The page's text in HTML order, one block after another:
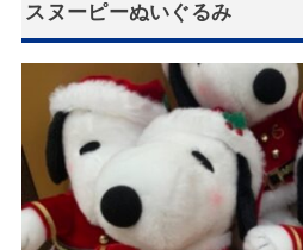
スヌーピーぬいぐるみ